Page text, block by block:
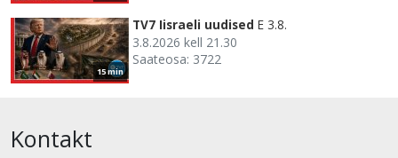
15 min
TV7 Iisraeli uudised E 3.8.
3.8.2026 kell 21.30
Saateosa: 3722
Kontakt